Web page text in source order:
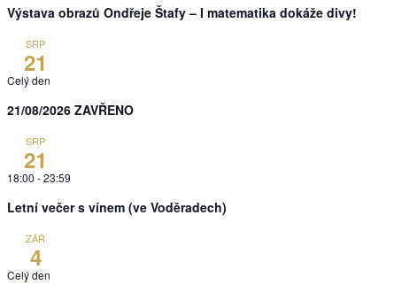
Výstava obrazů Ondřeje Štafy – I matematika dokáže divy!
SRP
21
Celý den
21/08/2026 ZAVŘENO
SRP
21
18:00 -23:59
Letní večer s vínem (ve Voděradech)
ZÁŘ
4
Celý den